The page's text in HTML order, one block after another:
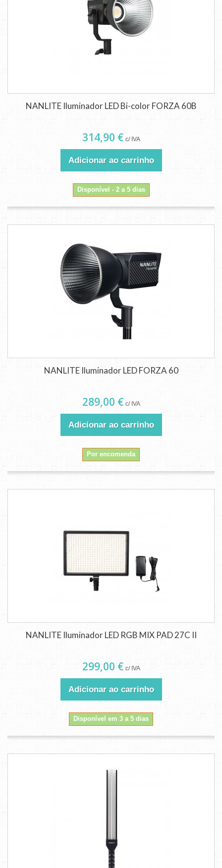
NANLITE Iluminador LED Bi-color FORZA 60B
314,90 € c/ IVA
Adicionar ao carrinho
Disponível - 2 a 5 dias
NANLITE Iluminador LED FORZA 60
289,00 € c/ IVA
Adicionar ao carrinho
Por encomenda
NANLITE Iluminador LED RGB MIX PAD 27C II
299,00 € c/ IVA
Adicionar ao carrinho
Disponível em 3 a 5 dias